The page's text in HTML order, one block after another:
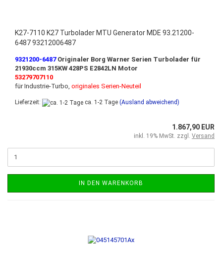
K27-7110 K27 Turbolader MTU Generator MDE 93.21200-
6487 93212006487
9321200-6487Originaler Borg Warner Serien Turbolader für
21930ccm 315KW 428PS E2842LN Motor
53279707110
für Industrie-Turbo, originales Serien-Neuteil
Lieferzeit: ca. 1-2 Tage (Ausland abweichend)
1.867,90 EUR
inkl. 19% MwSt. zzgl. Versand
IN DEN WARENKORB